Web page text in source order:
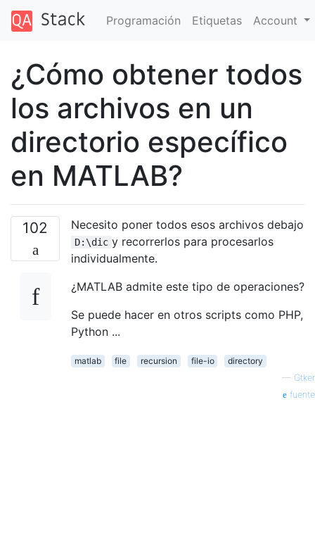
Programación Etiquetas Account
¿Cómo obtener todos
los archivos en un
directorio específico
en MATLAB?
102 Necesito poner todos esos archivos debajo
D:\dic y recorrerlos para procesarlos
individualmente.
¿MATLAB admite este tipo de operaciones?
Se puede hacer en otros scripts como PHP,
Python ...
matlab file recursion file-io
directory
— Gtker
fuente